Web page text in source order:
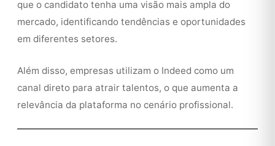
que o candidato tenha uma visão mais ampla do
mercado, identificando tendências e oportunidades
em diferentes setores.
Além disso, empresas utilizam o Indeed como um
canal direto para atrair talentos, o que aumenta a
relevância da plataforma no cenário profissional.